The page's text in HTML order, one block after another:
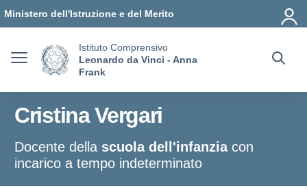
Ministero dell'Istruzione e del Merito
Istituto Comprensivo
Leonardo da Vinci - Anna
Frank
Cristina Vergari
Docente della scuola dell'infanziacon
incarico a tempo indeterminato